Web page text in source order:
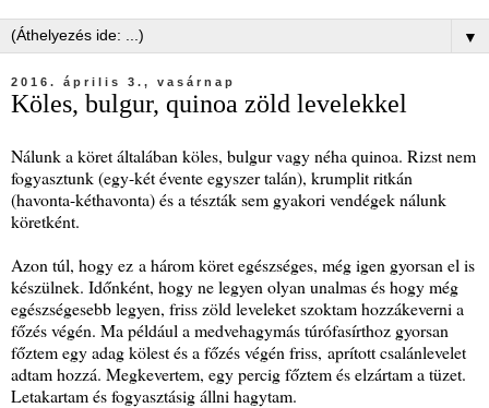
▼
2016. április 3., vasárnap
Köles, bulgur, quinoa zöld levelekkel
Nálunk a köret általában köles, bulgur vagy néha quinoa. Rizst nem
fogyasztunk (egy-két évente egyszer talán), krumplit ritkán
(havonta-kéthavonta) és a tészták sem gyakori vendégek nálunk
köretként.
Azon túl, hogy ez a három köret egészséges, még igen gyorsan el is
készülnek. Időnként, hogy ne legyen olyan unalmas és hogy még
egészségesebb legyen, friss zöld leveleket szoktam hozzákeverni a
főzés végén. Ma például a medvehagymás túrófasírthoz gyorsan
főztem egy adag kölest és a főzés végén friss, aprított csalánlevelet
adtam hozzá. Megkevertem, egy percig főztem és elzártam a tüzet.
Letakartam és fogyasztásig állni hagytam.